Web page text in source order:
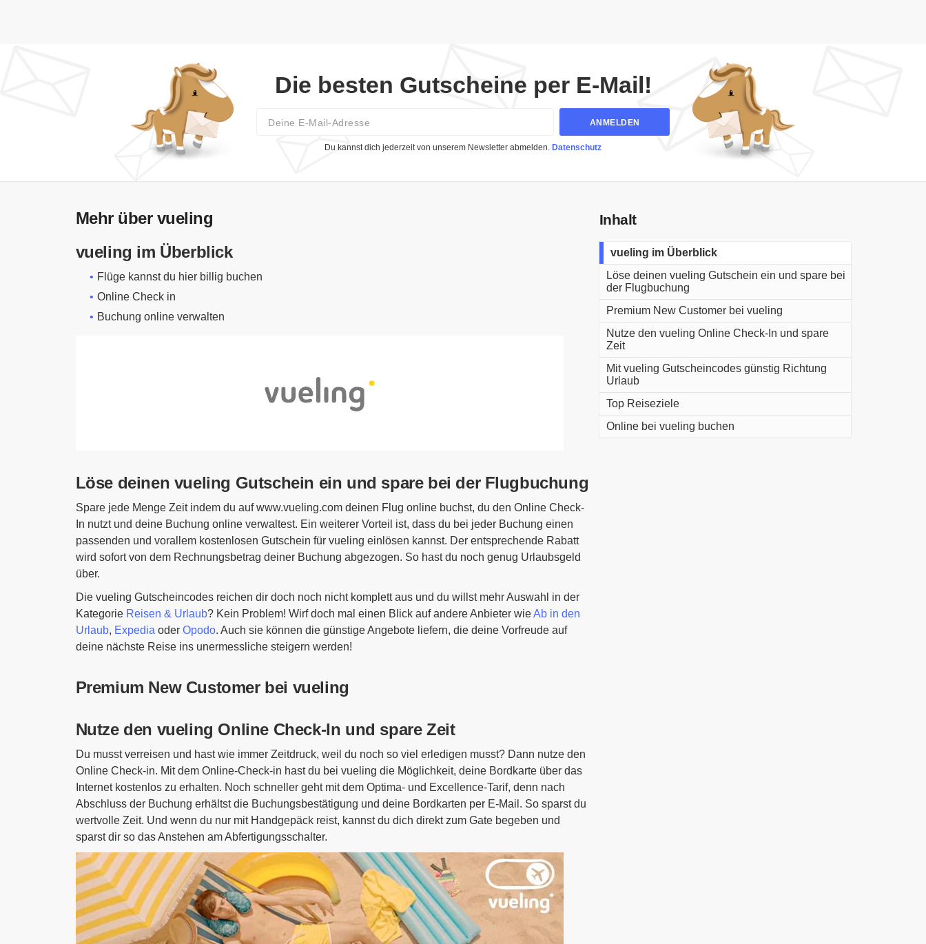
Die besten Gutscheine per E-Mail!
ANMELDEN
Du kannst dich jederzeit von unserem Newsletter abmelden. Datenschutz
Inhalt
vueling im Überblick
Löse deinen vueling Gutschein ein und spare bei
der Flugbuchung
Premium New Customer bei vueling
Nutze den vueling Online Check-In und spare
Zeit
Mit vueling Gutscheincodes günstig Richtung
Urlaub
Top Reiseziele
Online bei vueling buchen
Mehr über vueling
vueling im Überblick
Flüge kannst du hier billig buchen
Online Check in
Buchung online verwalten
Löse deinen vueling Gutschein ein und spare bei der Flugbuchung
Spare jede Menge Zeit indem du auf www.vueling.com deinen Flug online buchst, du den Online Check-
In nutzt und deine Buchung online verwaltest. Ein weiterer Vorteil ist, dass du bei jeder Buchung einen
passenden und vorallem kostenlosen Gutschein für vueling einlösen kannst. Der entsprechende Rabatt
wird sofort von dem Rechnungsbetrag deiner Buchung abgezogen. So hast du noch genug Urlaubsgeld
über.
Die vueling Gutscheincodes reichen dir doch noch nicht komplett aus und du willst mehr Auswahl in der
Kategorie Reisen & Urlaub? Kein Problem! Wirf doch mal einen Blick auf andere Anbieter wieAb in den
Urlaub, Expedia oder Opodo. Auch sie können die günstige Angebote liefern, die deine Vorfreude auf
deine nächste Reise ins unermessliche steigern werden!
Premium New Customer bei vueling
Nutze den vueling Online Check-In und spare Zeit
Du musst verreisen und hast wie immer Zeitdruck, weil du noch so viel erledigen musst? Dann nutze den
Online Check-in. Mit dem Online-Check-in hast du bei vueling die Möglichkeit, deine Bordkarte über das
Internet kostenlos zu erhalten. Noch schneller geht mit dem Optima- und Excellence-Tarif, denn nach
Abschluss der Buchung erhältst die Buchungsbestätigung und deine Bordkarten per E-Mail. So sparst du
wertvolle Zeit. Und wenn du nur mit Handgepäck reist, kannst du dich direkt zum Gate begeben und
sparst dir so das Anstehen am Abfertigungsschalter.